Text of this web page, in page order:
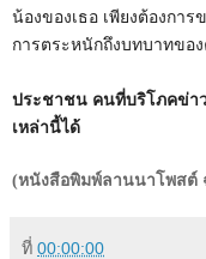
น้องของเธอ เพียงต้องกา
การตระหนักถึงบทบาทขอ
ประชาชน คนที่บริโภคข่า
เหล่านี้ได้
(หนังสือพิมพ์ลานนาโพสต์
ที่ 00:00:00